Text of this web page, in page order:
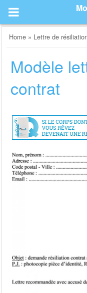
content
Home » Lettre de
Modèle
contrat